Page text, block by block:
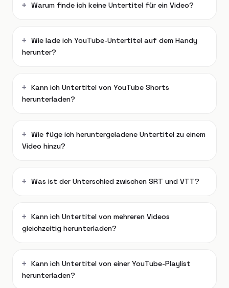
Warum finde ich keine Untertitel für ein Video?
Wie lade ich YouTube-Untertitel auf dem Handy
herunter?
Kann ich Untertitel von YouTube Shorts
herunterladen?
Wie füge ich heruntergeladene Untertitel zu einem
Video hinzu?
Was ist der Unterschied zwischen SRT und VTT?
Kann ich Untertitel von mehreren Videos
gleichzeitig herunterladen?
Kann ich Untertitel von einer YouTube-Playlist
herunterladen?